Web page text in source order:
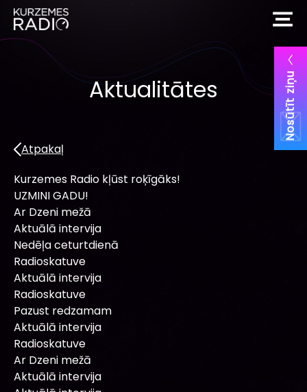
Nosūtīt ziņu
Aktualitātes
Atpakaļ
Kurzemes Radio kļūst roķīgāks!
UZMINI GADU!
Ar Dzeni mežā
Aktuālā intervija
Nedēļa ceturtdienā
Radioskatuve
Aktuālā intervija
Radioskatuve
Pazust redzamam
Aktuālā intervija
Radioskatuve
Ar Dzeni mežā
Aktuālā intervija